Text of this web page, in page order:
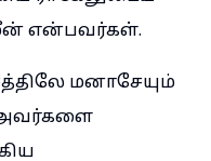
என்பவர்கள்.
மனாசேயும்
அவர்களை